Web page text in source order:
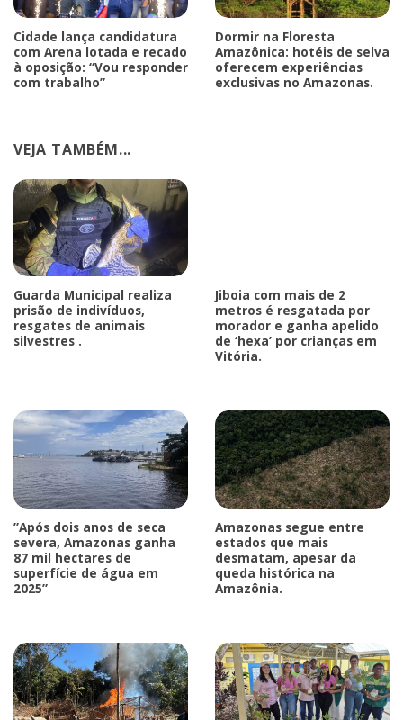
Cidade lança candidatura
com Arena lotada e recado
à oposição: “Vou responder
com trabalho”
Dormir na Floresta
Amazônica: hotéis de selva
oferecem experiências
exclusivas no Amazonas.
VEJA TAMBÉM...
Guarda Municipal realiza
prisão de indivíduos,
resgates de animais
silvestres .
Jiboia com mais de 2
metros é resgatada por
morador e ganha apelido
de ‘hexa’ por crianças em
Vitória.
”Após dois anos de seca
severa, Amazonas ganha
87 mil hectares de
superfície de água em
2025”
Amazonas segue entre
estados que mais
desmatam, apesar da
queda histórica na
Amazônia.